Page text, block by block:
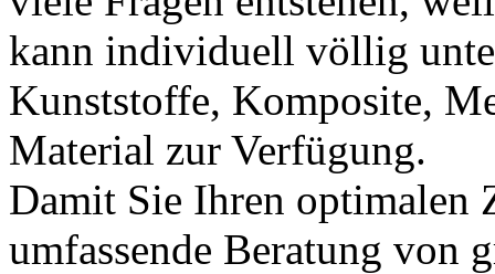
kann individuell völlig
Kunststoffe, Komposite,
Material zur Verfügung.
Damit Sie Ihren optimalen
umfassende Beratung von